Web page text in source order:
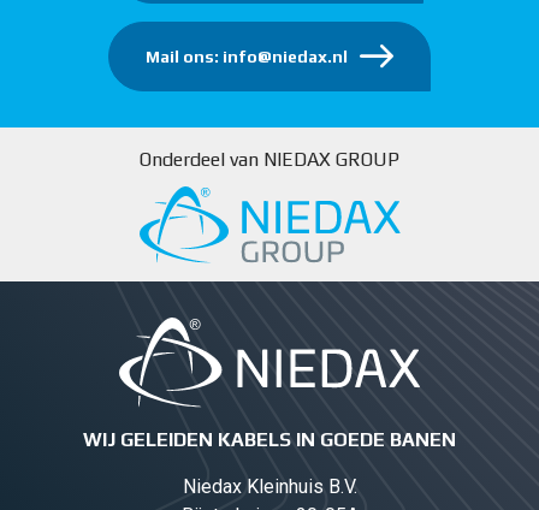
Mail ons: info@niedax.nl
Onderdeel van NIEDAX GROUP
WIJ GELEIDEN KABELS IN GOEDE BANEN
Niedax Kleinhuis B.V.